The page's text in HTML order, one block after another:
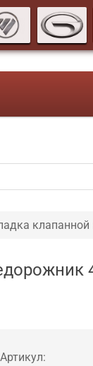
Артикул: